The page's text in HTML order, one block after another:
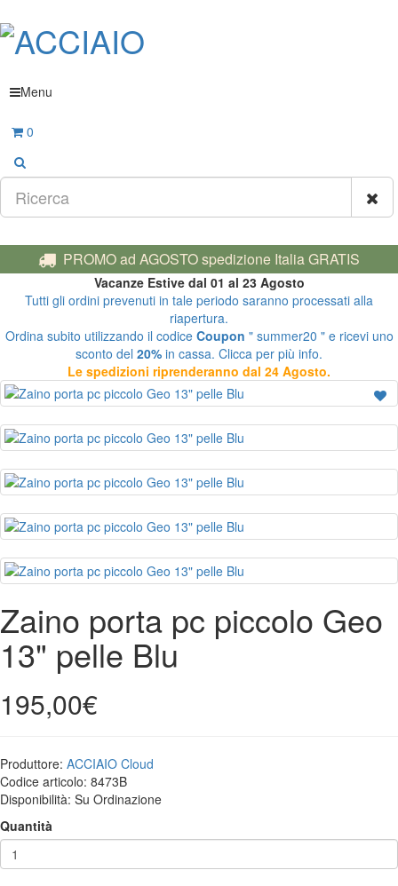
Menu
0
PROMO ad AGOSTO spedizione Italia GRATIS
Vacanze Estive dal 01 al 23 Agosto
Tutti gli ordini prevenuti in tale periodo saranno processati alla
riapertura.
Ordina subito utilizzando il codice Coupon " summer20 " e ricevi uno
sconto del 20% in cassa. Clicca per più info.
Le spedizioni riprenderanno dal 24 Agosto.
Zaino porta pc piccolo Geo
13" pelle Blu
195,00€
Produttore: ACCIAIO Cloud
Codice articolo: 8473B
Disponibilità: Su Ordinazione
Quantità